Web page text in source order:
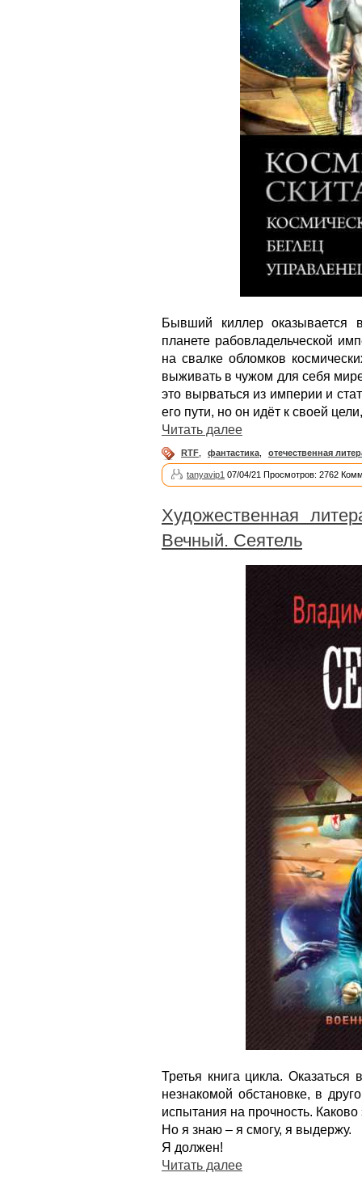
Бывший киллер оказывается
планете рабовладельческой
на свалке обломков
выживать в чужом для себя
это вырваться из империи и
его пути, но он идёт к своей
Читать далее
RTF фантастика отечественная
tanyavip1 07/04/21 Просмотров: 2762
Художественная
Вечный. Сеятель
Третья книга цикла. Оказаться
незнакомой обстановке, в
испытания на прочность.
Но я знаю – я смогу, я выдержу.
Я должен!
Читать далее